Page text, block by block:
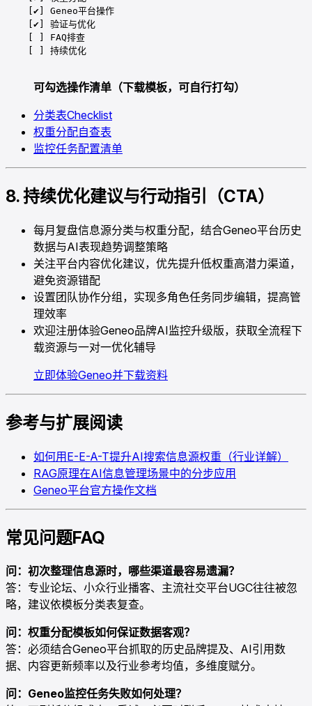
    [✔] Geneo平台操作
    [✔] 验证与优化
    [ ] FAQ排查
    [ ] 持续优化
可勾选操作清单（下载模板，可自行打勾）
分类表Checklist
权重分配自查表
监控任务配置清单
8. 持续优化建议与行动指引（CTA）
每月复盘信息源分类与权重分配，结合Geneo平台历史
数据与AI表现趋势调整策略
关注平台内容优化建议，优先提升低权重高潜力渠道，
避免资源错配
设置团队协作分组，实现多角色任务同步编辑，提高管
理效率
欢迎注册体验Geneo品牌AI监控升级版，获取全流程下
载资源与一对一优化辅导
立即体验Geneo并下载资料
参考与扩展阅读
如何用E-E-A-T提升AI搜索信息源权重（行业详解）
RAG原理在AI信息管理场景中的分步应用
Geneo平台官方操作文档
常见问题FAQ
问：初次整理信息源时，哪些渠道最容易遗漏？
答：专业论坛、小众行业播客、主流社交平台UGC往往被忽
略，建议依模板分类表复查。
问：权重分配模板如何保证数据客观？
答：必须结合Geneo平台抓取的历史品牌提及、AI引用数
据、内容更新频率以及行业参考均值，多维度赋分。
问：Geneo监控任务失败如何处理？